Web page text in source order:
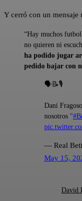
Y cerró con un
“Hay muchos
no quieren ni
ha podido jugar
pedido bajar con
🗣️📝🎙️
Dani
nosotros "
— Real
May 15,
David